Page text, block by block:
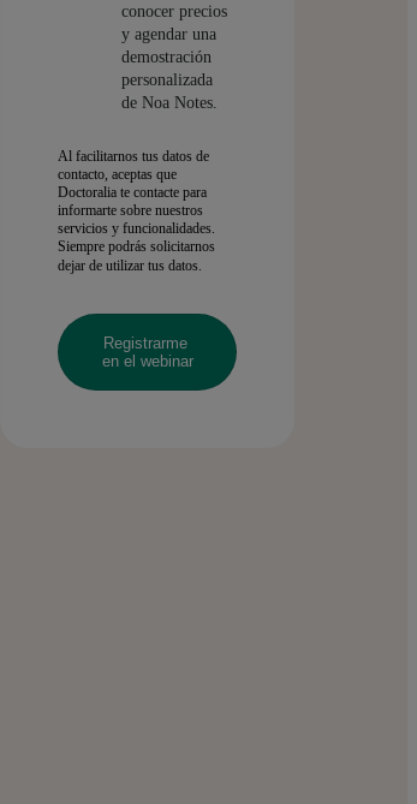
conocer precios
y agendar una
demostración
personalizada
de Noa Notes.
Al facilitarnos tus datos de
contacto, aceptas que
Doctoralia te contacte para
informarte sobre nuestros
servicios y funcionalidades.
Siempre podrás solicitarnos
dejar de utilizar tus datos.